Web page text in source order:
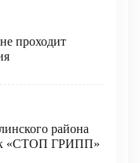
проходит
района
«СТОП ГРИПП»